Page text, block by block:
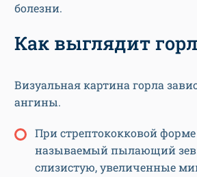
болезни.
Как выглядит
Визуальная картина горла
ангины.
При стрептококковой
называемый пылающий
слизистую, увеличенные